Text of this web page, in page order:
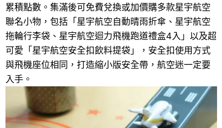
累積點數。集滿後可免費兌換或加價購多款星宇航空
聯名小物，包括「星宇航空自動晴雨折傘、星宇航空
拖輪行李袋、星宇航空迴力飛機跑道禮盒4入」以及超
可愛「星宇航空安全扣飲料提袋」，安全扣使用方式
與飛機座位相同，打造縮小版安全帶，航空迷一定要
入手。